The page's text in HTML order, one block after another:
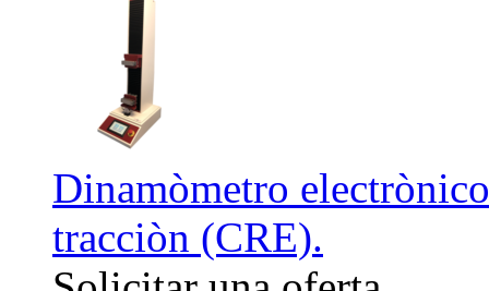
Dinamòmetro
tracciòn (CRE).